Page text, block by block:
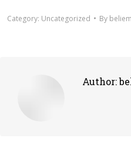
Category: Uncategorized By
Author: